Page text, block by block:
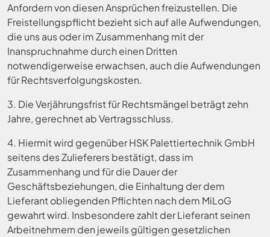
Anfordern von diesen Ansprüchen freizustellen. Die
Freistellungspflicht bezieht sich auf alle Aufwendungen,
die uns aus oder im Zusammenhang mit der
Inanspruchnahme durch einen Dritten
notwendigerweise erwachsen, auch die Aufwendungen
für Rechtsverfolgungskosten.
3. Die Verjährungsfrist für Rechtsmängel beträgt zehn
Jahre, gerechnet ab Vertragsschluss.
4. Hiermit wird gegenüber HSK Palettiertechnik GmbH
seitens des Zulieferers bestätigt, dass im
Zusammenhang und für die Dauer der
Geschäftsbeziehungen, die Einhaltung der dem
Lieferant obliegenden Pflichten nach dem MiLoG
gewahrt wird. Insbesondere zahlt der Lieferant seinen
Arbeitnehmern den jeweils gültigen gesetzlichen